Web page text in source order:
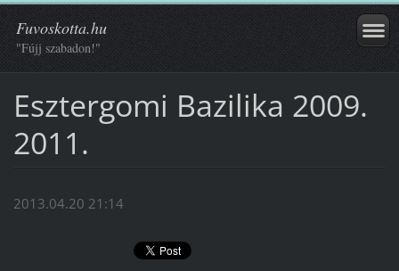
Fuvoskotta.hu
"Fújj szabadon!"
Esztergomi Bazilika 2009.
2011.
2013.04.20 21:14